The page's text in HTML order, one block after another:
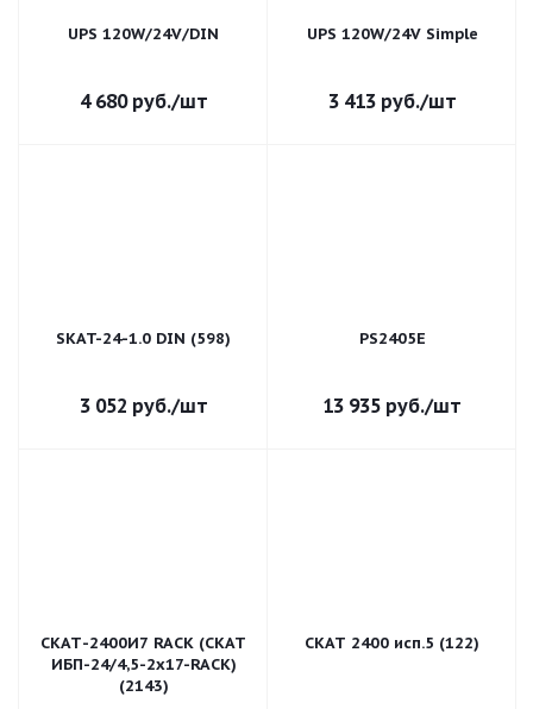
UPS 120W/24V/DIN
4 680руб./шт
UPS 120W/24V Simple
3 413руб./шт
SKAT-24-1.0 DIN (598)
3 052 руб./шт
PS2405E
13 935 руб./шт
СКАТ-2400И7 RACK (СКАТ
ИБП-24/4,5-2x17-RACK)
(2143)
СКАТ 2400 исп.5 (122)